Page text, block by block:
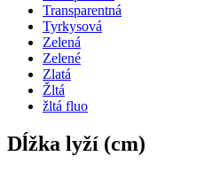
Transparentná
Tyrkysová
Zelená
Zelené
Zlatá
Žltá
žltá fluo
Dĺžka lyží (cm)